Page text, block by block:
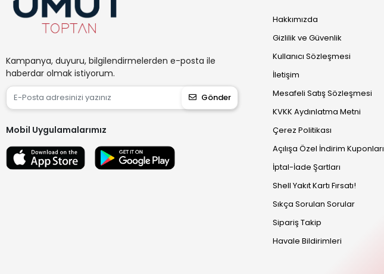
Kampanya, duyuru, bilgilendirmelerden e-posta ile
haberdar olmak istiyorum.
Gönder
Mobil Uygulamalarımız
Hakkımızda
Gizlilik ve Güvenlik
Kullanıcı Sözleşmesi
İletişim
Mesafeli Satış Sözleşmesi
KVKK Aydınlatma Metni
Çerez Politikası
Açılışa Özel İndirim Kuponları
İptal-İade Şartları
Shell Yakıt Kartı Fırsatı!
Sıkça Sorulan Sorular
Sipariş Takip
Havale Bildirimleri